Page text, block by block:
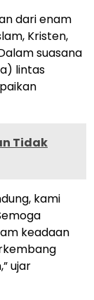
dari enam
Kristen,
suasana
lintas
Tidak
kami
keadaan
ujar